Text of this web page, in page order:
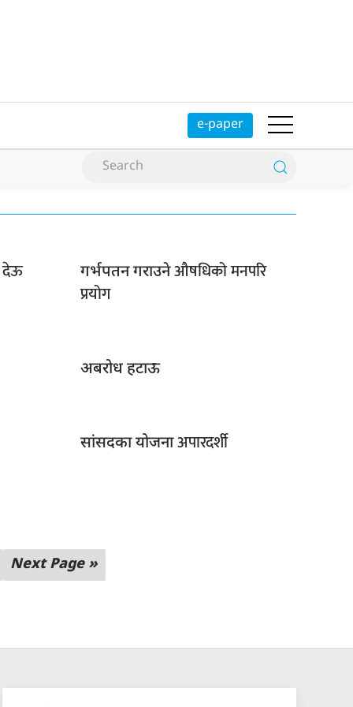
e-paper
देऊ गर्भपतन गराउनेऔषधिको मनपरि
प्रयोग
अबरोध हटाऊ
सांसदका योजनाअपारदर्शी
Next Page »